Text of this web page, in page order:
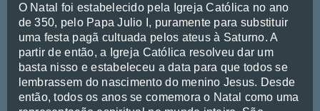
O Natal foi estabelecido pela Igreja Católica no ano
de 350, pelo Papa Julio I, puramente para substituir
uma festa pagã cultuada pelos ateus à Saturno. A
partir de então, a Igreja Católica resolveu dar um
basta nisso e estabeleceu a data para que todos se
lembrassem do nascimento do menino Jesus. Desde
então, todos os anos se comemora o Natal como uma